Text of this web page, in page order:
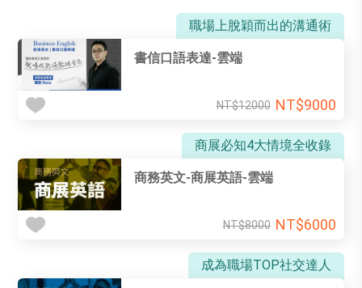
職場上脫穎而出的溝通術
書信口語表達-雲端
NT$12000 NT$9000
商展必知4大情境全收錄
商務英文-商展英語-雲端
NT$8000 NT$6000
成為職場TOP社交達人